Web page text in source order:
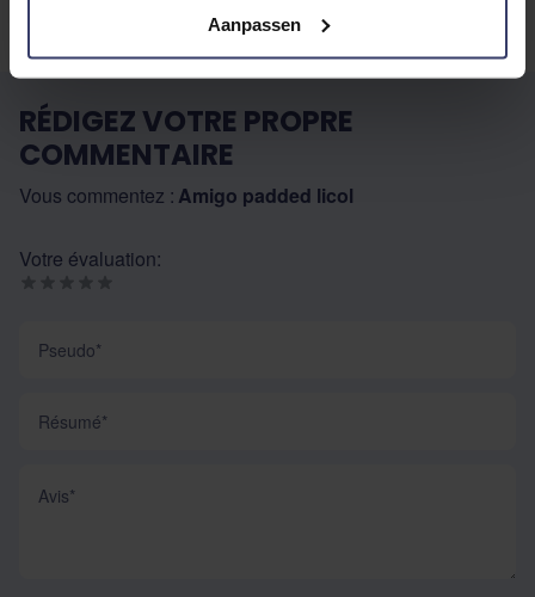
Aanpassen
RÉDIGEZ VOTRE PROPRE
COMMENTAIRE
Vous commentez : Amigo padded licol
Votre évaluation: